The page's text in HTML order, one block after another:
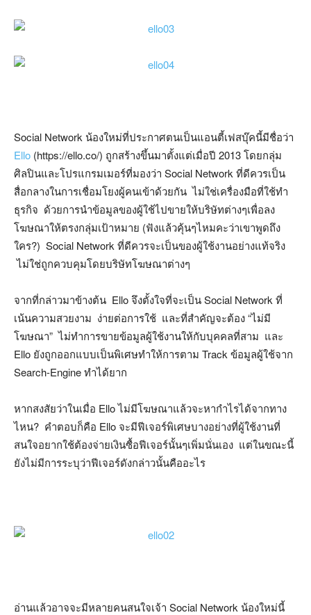
Social Network น้องใหม่ที่ประกาศตนเป็นแอนตี้เฟสบุ๊คนี้มีชื่อว่า
Ello (https://ello.co/) ถูกสร้างขึ้นมาตั้งแต่เมื่อปี 2013 โดยกลุ่ม
ศิลปินและโปรแกรมเมอร์ที่มองว่า Social Network ที่ดีควรเป็น
สื่อกลางในการเชื่อมโยงผู้คนเข้าด้วยกัน ไม่ใช่เครื่องมือที่ใช้ทำ
ธุรกิจ ด้วยการนำข้อมูลของผู้ใช้ไปขายให้บริษัทต่างๆเพื่อลง
โฆษณาให้ตรงกลุ่มเป้าหมาย (ฟังแล้วคุ้นๆไหมคะว่าเขาพูดถึง
ใคร?) Social Network ที่ดีควรจะเป็นของผู้ใช้งานอย่างแท้จริง
ไม่ใช่ถูกควบคุมโดยบริษัทโฆษณาต่างๆ
จากที่กล่าวมาข้างต้น Ello จึงตั้งใจที่จะเป็น Social Network ที่
เน้นความสวยงาม ง่ายต่อการใช้ และที่สำคัญจะต้อง “ไม่มี
โฆษณา” ไม่ทำการขายข้อมูลผู้ใช้งานให้กับบุคคลที่สาม และ
Ello ยังถูกออกแบบเป็นพิเศษทำให้การตาม Track ข้อมูลผู้ใช้จาก
Search-Engine ทำได้ยาก
หากสงสัยว่าในเมื่อ Ello ไม่มีโฆษณาแล้วจะหากำไรได้จากทาง
ไหน? คำตอบก็คือ Ello จะมีฟีเจอร์พิเศษบางอย่างที่ผู้ใช้งานที่
สนใจอยากใช้ต้องจ่ายเงินซื้อฟีเจอร์นั้นๆเพิ่มนั่นเอง แต่ในขณะนี้
ยังไม่มีการระบุว่าฟีเจอร์ดังกล่าวนั้นคืออะไร
อ่านแล้วอาจจะมีหลายคนสนใจเจ้า Social Network น้องใหม่นี้